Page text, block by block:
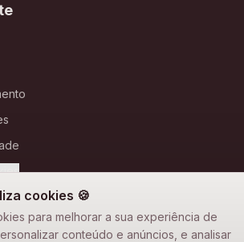
cookies 🍪
para melhorar a sua experiência de
conteúdo e anúncios, e analisar